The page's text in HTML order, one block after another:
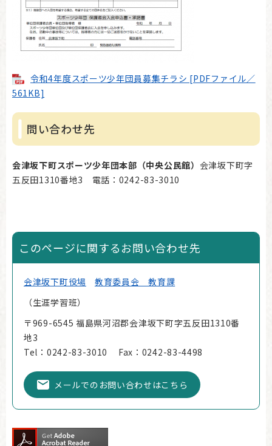
令和4年度スポーツ少年団員募集チラシ [PDFファイル／
561KB]
問い合わせ先
会津坂下町スポーツ少年団本部（中央公民館） 会津坂下町字
五反田1310番地3 電話：0242-83-3010
このページに関するお問い合わせ先
会津坂下町役場
教育委員会 教育課
生涯学習班
〒969-6545 福島県河沼郡会津坂下町字五反田1310番
地3
Tel：0242-83-3010
Fax：0242-83-4498
メールでのお問い合わせはこちら